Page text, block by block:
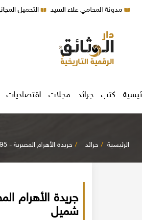
مدونة المحامي علاء السيد التحميل
كتب جرائد مجلات اقتصاديات
الرئيسية جرائد جريدة الأهرام المصرية - 1895م لصاحبها بشارة تقلا ومدير تحريرها رشيد شميل
شميل